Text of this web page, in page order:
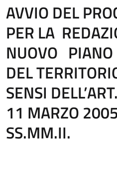
AVVIO DEL
PER LA
NUOVO PIANO
DEL
SENSI
11 MARZO
SS.MM.II.